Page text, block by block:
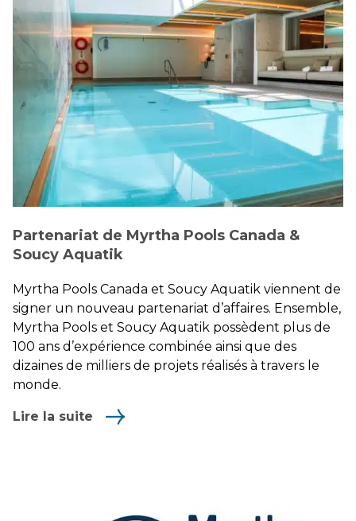
Partenariat de Myrtha Pools Canada &
Soucy Aquatik
Myrtha Pools Canada et Soucy Aquatik viennent de
signer un nouveau partenariat d’affaires. Ensemble,
Myrtha Pools et Soucy Aquatik possèdent plus de
100 ans d’expérience combinée ainsi que des
dizaines de milliers de projets réalisés à travers le
monde.
Lire la suite